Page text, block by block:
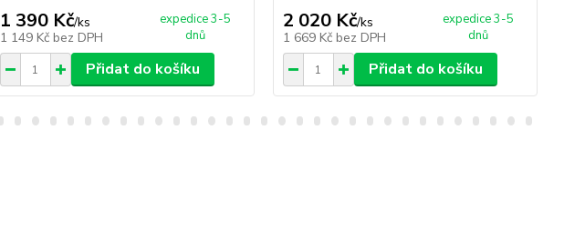
1 390 Kč/ks
1 149 Kč bez DPH
expedice 3-5
dnů
Přidat do košíku
2 020 Kč/ks
1 669 Kč bez DPH
expedice 3-5
dnů
Přidat do košíku